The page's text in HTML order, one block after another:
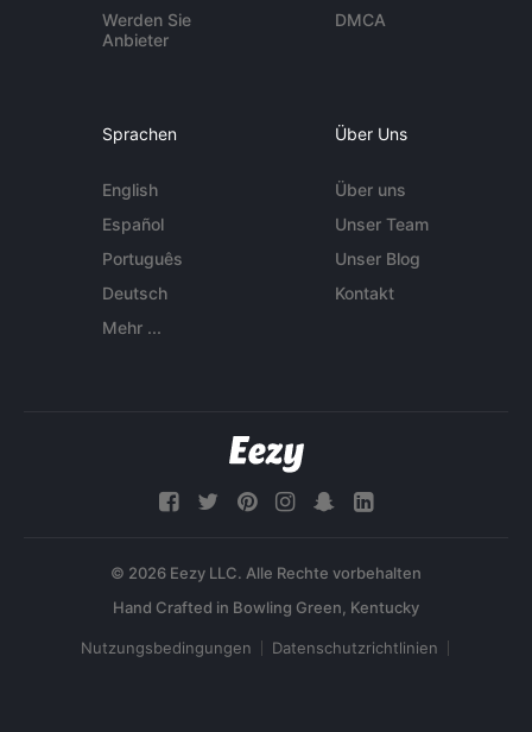
Werden Sie
Anbieter
DMCA
Sprachen
English
Español
Português
Deutsch
Mehr ...
Über Uns
Über uns
Unser Team
Unser Blog
Kontakt
© 2026 Eezy LLC. Alle Rechte vorbehalten
Nutzungsbedingungen Datenschutzrichtlinien